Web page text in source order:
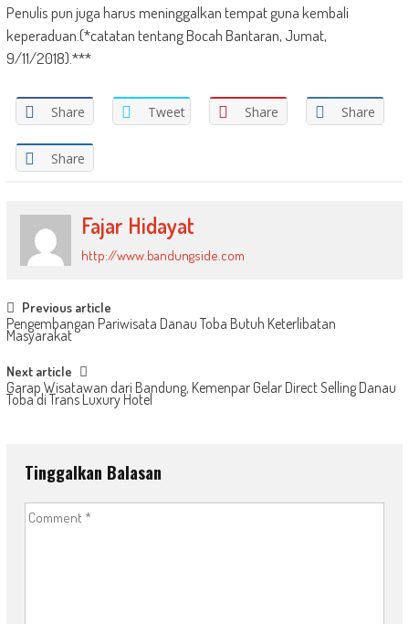
Penulis pun juga harus meninggalkan tempat guna kembali
keperaduan.(*catatan tentang Bocah Bantaran, Jumat,
9/11/2018).***
Share Tweet Share Share
Share
Fajar Hidayat
http://www.bandungside.com
Post
navigation
Previous article
Pengembangan Pariwisata Danau Toba Butuh Keterlibatan
Masyarakat
Next article
Garap Wisatawan dari Bandung, Kemenpar Gelar Direct Selling Danau
Toba di Trans Luxury Hotel
Tinggalkan Balasan